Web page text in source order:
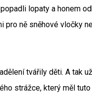
popadli lopaty a honem
pro ně sněhové vločky
tvářily děti. A tak
strážce, který měl